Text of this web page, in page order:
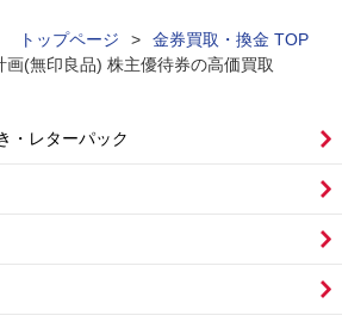
トップページ >
金券買取・換金 TOP
画(無印良品) 株主優待券の高価買取
・レターパック